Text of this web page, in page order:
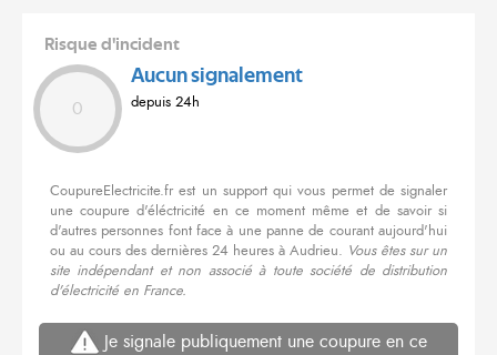
Risque d'incident
0
Aucun signalement
depuis 24h
CoupureElectricite.fr est un support qui vous permet de signaler
une coupure d'éléctricité en ce moment même et de savoir si
d'autres personnes font face à une panne de courant aujourd'hui
ou au cours des dernières 24 heures à Audrieu. Vous êtes sur un
site indépendant et non associé à toute société de distribution
d'électricité en France.
Je signale publiquement une coupure en ce